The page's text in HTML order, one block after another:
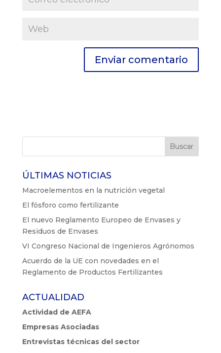
ÚLTIMAS NOTICIAS
Macroelementos en la nutrición vegetal
El fósforo como fertilizante
El nuevo Reglamento Europeo de Envases y
Residuos de Envases
VI Congreso Nacional de Ingenieros Agrónomos
Acuerdo de la UE con novedades en el
Reglamento de Productos Fertilizantes
ACTUALIDAD
Actividad de AEFA
Empresas Asociadas
Entrevistas técnicas del sector